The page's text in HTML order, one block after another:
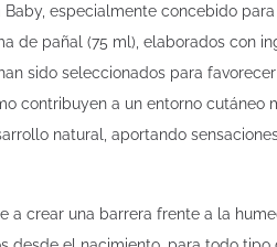
especialmente concebido
de pañal (75 ml), elaborados con
sido seleccionados para favorecer
contribuyen a un entorno cutáneo
natural, aportando
crear una barrera frente a la